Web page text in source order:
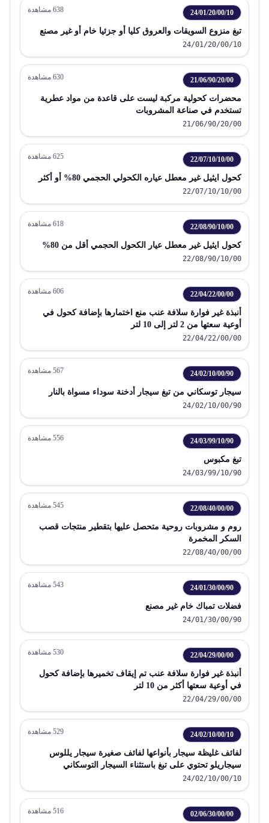
24/01/20/00/10
638 مشاهدة
تبغ منزوع السويقات والعروق كليا أو جزئيا خام أو غير مصنع
24/01/20/00/10
21/06/90/20/00
630 مشاهدة
محضرات كحولية مركبة ليست على قاعدة من مواد عطرية
تستخدم في صناعة المشروبات
21/06/90/20/00
22/07/10/10/00
625 مشاهدة
كحول ايثيل غير معطل عياره الكحولي الحجمي 80% أو أكثر
22/07/10/10/00
22/08/90/10/00
618 مشاهدة
كحول ايثيل غير معطل عيار الكحول الحجمي أقل من 80%
22/08/90/10/00
22/04/22/00/00
606 مشاهدة
أنبذة غير فوارة سلافة عنب منع اختمارها بإضافة كحول في
أوعية سعتها من 2 لتر إلى 10 لتر
22/04/22/00/00
24/02/10/00/90
567 مشاهدة
سيجار توسكاني من تبغ سيجار أدخنة سوداء مسواة بالنار
24/02/10/00/90
24/03/99/10/90
556 مشاهدة
تبغ مكبوس
24/03/99/10/90
22/08/40/00/00
545 مشاهدة
روم و مشروبات روحية متحصل عليها بتقطير منتجات قصب
السكر المخمرة
22/08/40/00/00
24/01/30/00/90
543 مشاهدة
فضلات تمباك خام غير مصنع
24/01/30/00/90
22/04/29/00/00
530 مشاهدة
أنبذة غير فوارة سلافة عنب تم إيقاف تخميرها بإضافة كحول
في أوعية سعتها أكثر من 10 لتر
22/04/29/00/00
24/02/10/00/10
529 مشاهدة
لفائف غليظة سيجار بأنواعها لفائف صغيرة سيجار يللوس
سيجاريلو تحتوي على تبغ باستثناء السيجار التوسكاني
24/02/10/00/10
02/06/30/00/00
516 مشاهدة